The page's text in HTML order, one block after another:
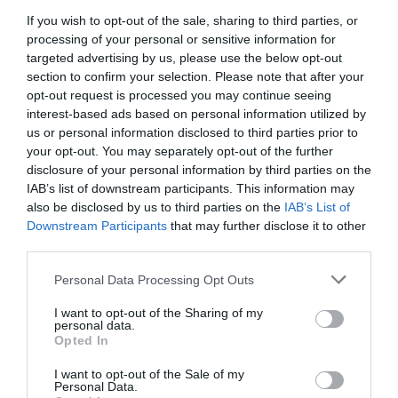
If you wish to opt-out of the sale, sharing to third parties, or
processing of your personal or sensitive information for
targeted advertising by us, please use the below opt-out
section to confirm your selection. Please note that after your
opt-out request is processed you may continue seeing
interest-based ads based on personal information utilized by
us or personal information disclosed to third parties prior to
your opt-out. You may separately opt-out of the further
disclosure of your personal information by third parties on the
IAB’s list of downstream participants. This information may
also be disclosed by us to third parties on the IAB’s List of
Downstream Participants that may further disclose it to other
Please note that this website/app uses one or more Google
not limited to your visit or usage behaviour. You may click to
grant or deny consent to Google and its third-party tags to
use your data for below specified purposes in below Google
consent section.
Personal Data Processing Opt Outs
I want to opt-out of the Sharing of my
personal data.
Opted In
I want to opt-out of the Sale of my
Personal Data.
επιστρέφετε.
Αγοράστε του διάφορα παιχνίδια ώστε να
μπορεί να διασκεδάζει όσο είστε μακριά.
HEALTHY PETS